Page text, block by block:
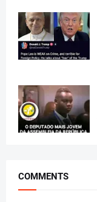
COMMENTS